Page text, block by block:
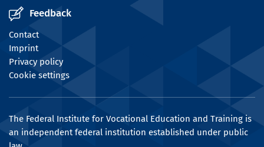
Feedback
Contact
Imprint
Privacy policy
Cookie settings
The Federal Institute for Vocational Education and Training is
an independent federal institution established under public